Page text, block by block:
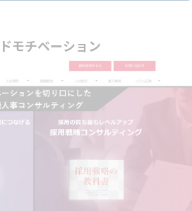
モチベーション